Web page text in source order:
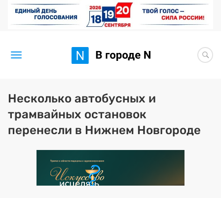
Новости
Статьи
Здоровье
BORЩ
Искусство исцелять
Несколько автобусных и
трамвайных остановок
перенесли в Нижнем Новгороде